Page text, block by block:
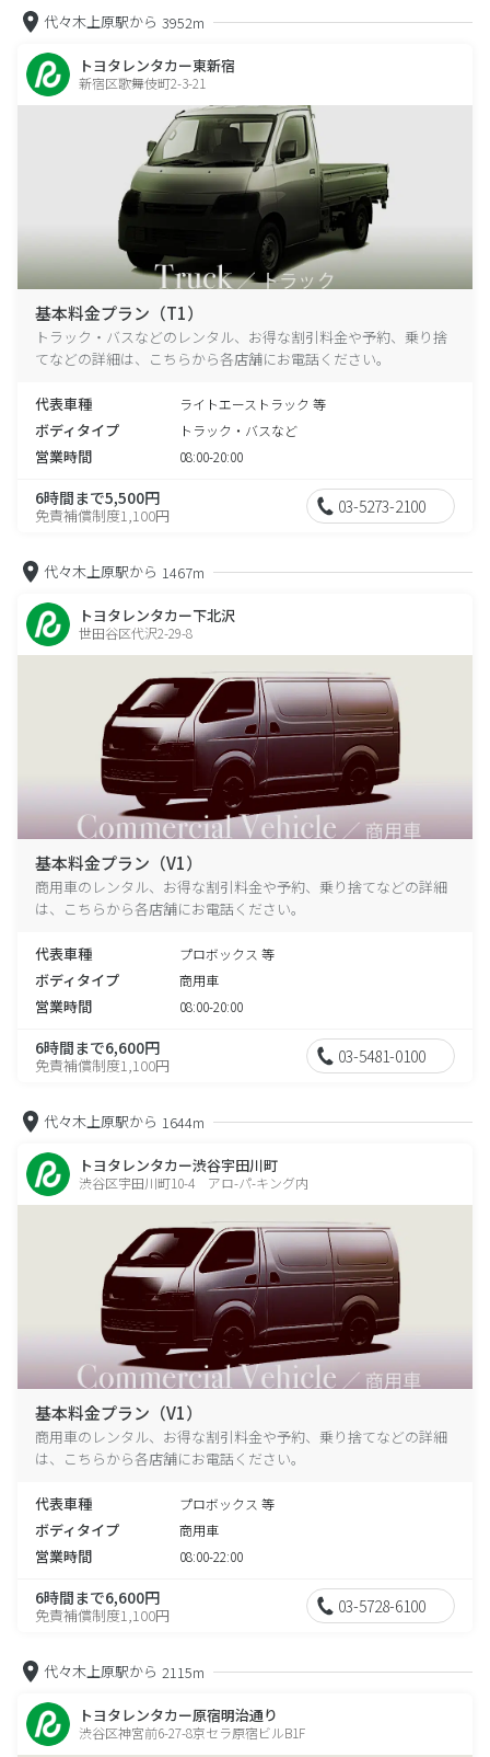
代々木上原駅から 3952m
トヨタレンタカー東新宿
新宿区歌舞伎町2-3-21
基本料金プラン（T1）
トラック・バスなどのレンタル、お得な割引料金や予約、乗り捨
てなどの詳細は、こちらから各店舗にお電話ください。
代表車種 ライトエーストラック 等
ボディタイプ トラック・バスなど
営業時間 08:00-20:00
6時間まで5,500円
免責補償制度1,100円 03-5273-2100
代々木上原駅から 1467m
トヨタレンタカー下北沢
世田谷区代沢2-29-8
基本料金プラン（V1）
商用車のレンタル、お得な割引料金や予約、乗り捨てなどの詳細
は、こちらから各店舗にお電話ください。
代表車種 プロボックス 等
ボディタイプ 商用車
営業時間 08:00-20:00
6時間まで6,600円
免責補償制度1,100円 03-5481-0100
代々木上原駅から 1644m
トヨタレンタカー渋谷宇田川町
渋谷区宇田川町10-4 アロ-パ-キング内
基本料金プラン（V1）
商用車のレンタル、お得な割引料金や予約、乗り捨てなどの詳細
は、こちらから各店舗にお電話ください。
代表車種 プロボックス 等
ボディタイプ 商用車
営業時間 08:00-22:00
6時間まで6,600円
免責補償制度1,100円 03-5728-6100
代々木上原駅から 2115m
トヨタレンタカー原宿明治通り
渋谷区神宮前6-27-8京セラ原宿ビルB1F